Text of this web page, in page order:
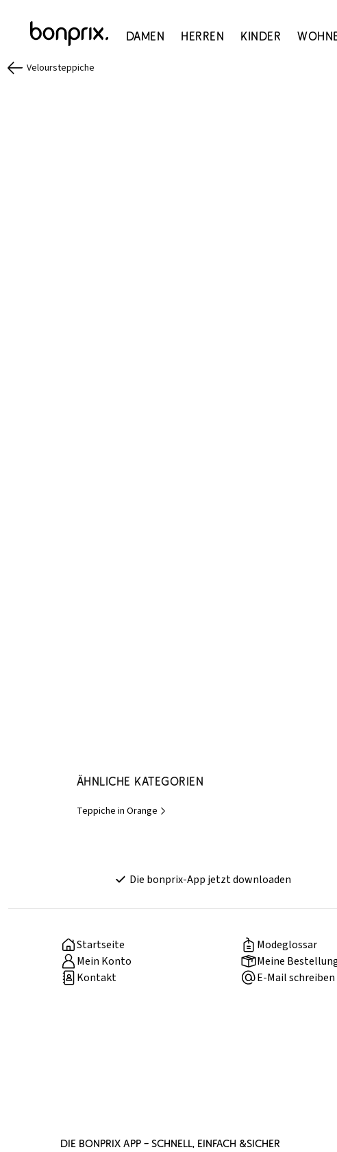
Damen Herren Kinder
Veloursteppiche
Ähnliche Kategorien
Teppiche in Orange
Die bonprix-App jetzt downloaden
Startseite
Modeglossar
Mein Konto
Meine
Kontakt
E-Mail schreiben
DIE BONPRIX APP – SCHNELL, EINFACH &SICHER